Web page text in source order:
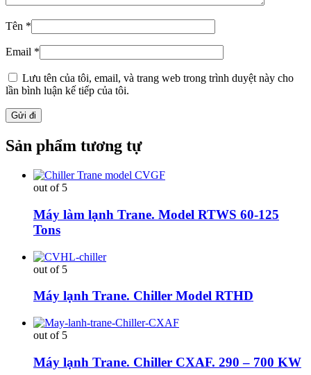
Tên *
Email *
Lưu tên của tôi, email, và trang web trong trình duyệt này cho
lần bình luận kế tiếp của tôi.
Sản phẩm tương tự
out of 5
Máy làm lạnh Trane. Model RTWS 60-125
Tons
out of 5
Máy lạnh Trane. Chiller Model RTHD
out of 5
Máy lạnh Trane. Chiller CXAF. 290 – 700 KW